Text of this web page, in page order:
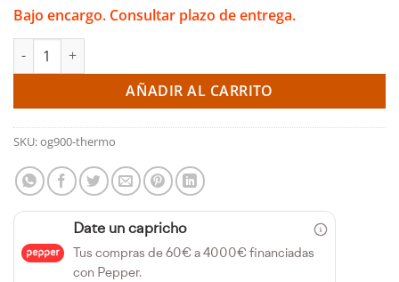
Bajo encargo. Consultar plazo de entrega.
Tubería del termointerruptor del aire acondicionado - SAAB
AÑADIR AL CARRITO
SKU:og900-thermo
Date un capricho
Tus compras de 60€ a 4000€ financiadas
con Pepper.